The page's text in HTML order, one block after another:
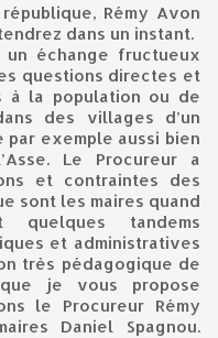
Rémy Avon
dans un instant.
un échange fructueux
questions directes et
à la population ou de
des villages d’un
exemple aussi bien
Le Procureur a
et contraintes des
sont les maires quand
tandems
et administratives
très pédagogique de
je vous propose
le Procureur Rémy
Daniel Spagnou.